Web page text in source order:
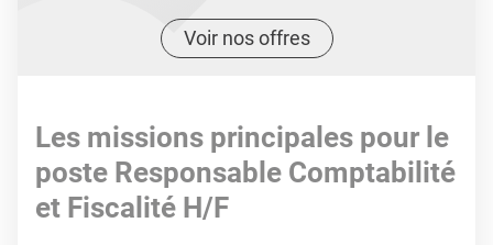
Voir nos offres
Les missions principales pour le
poste Responsable Comptabilité
et Fiscalité H/F